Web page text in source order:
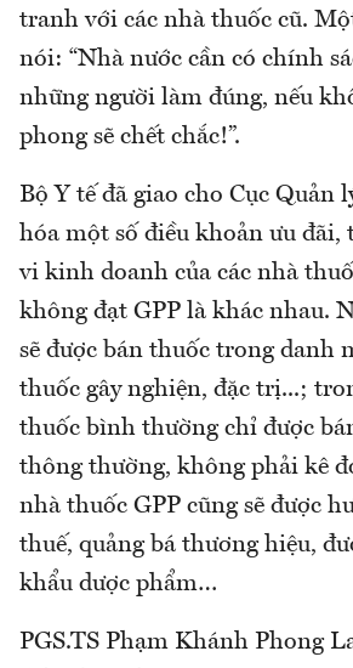
tranh với các nhà thuốc cũ.
nói: “Nhà nước cần có chính
những người làm đúng, nếu
phong sẽ chết chắc!”.
Bộ Y tế đã giao cho Cục Quản
hóa một số điều khoản ưu đãi,
vi kinh doanh của các nhà
không đạt GPP là khác nhau.
sẽ được bán thuốc trong danh
thuốc gây nghiện, đặc trị...;
thuốc bình thường chỉ được
thông thường, không phải kê
nhà thuốc GPP cũng sẽ được
thuế, quảng bá thương hiệu,
khẩu dược phẩm…
PGS.TS Phạm Khánh Phong